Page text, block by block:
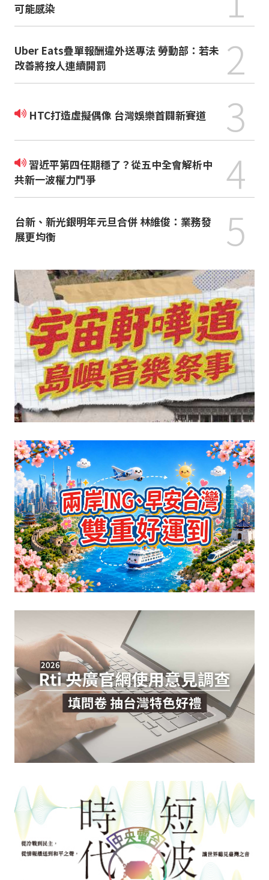
可能感染
Uber Eats疊單報酬違外送專法 勞動部：若未
改善將按人連續開罰
2
HTC打造虛擬偶像 台灣娛樂首闢新賽道 3
習近平第四任期穩了？從五中全會解析中
共新一波權力鬥爭
4
台新、新光銀明年元旦合併 林維俊：業務發
展更均衡
5